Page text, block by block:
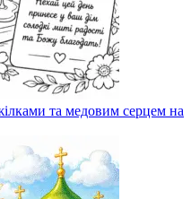
та медовим серцем на